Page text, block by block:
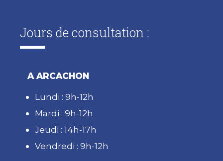
Jours de consultation :
A ARCACHON
Lundi : 9h-12h
Mardi : 9h-12h
Jeudi : 14h-17h
Vendredi : 9h-12h